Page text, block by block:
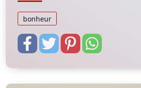
bonheur